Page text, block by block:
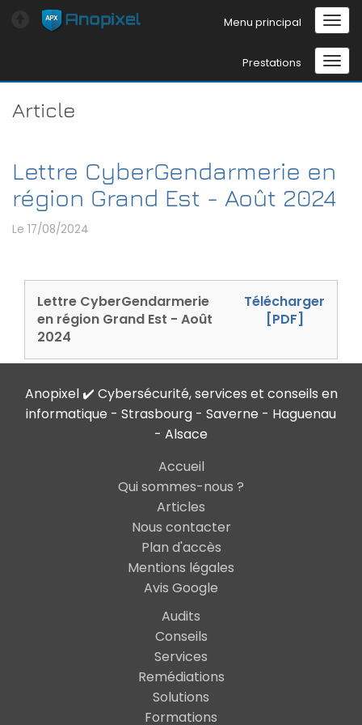
Menu principal
Prestations
Article
Lettre CyberGendarmerie en
région Grand Est - Août 2024
Le 17/08/2024
Lettre CyberGendarmerie
en région Grand Est - Août
2024
Télécharger
[PDF]
Anopixel ✔️ Cybersécurité, services et conseils en
informatique - Strasbourg - Saverne - Haguenau
- Alsace
Accueil
Qui sommes-nous ?
Articles
Nous contacter
Plan d'accès
Mentions légales
Avis Google
Audits
Conseils
Services
Remédiations
Solutions
Formations